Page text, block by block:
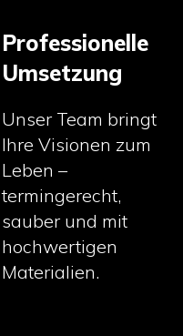
Professionelle
Umsetzung
Unser Team bringt
Ihre Visionen zum
Leben –
termingerecht,
sauber und mit
hochwertigen
Materialien.